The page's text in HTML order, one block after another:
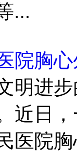
...
院胸
明进
近日
医院